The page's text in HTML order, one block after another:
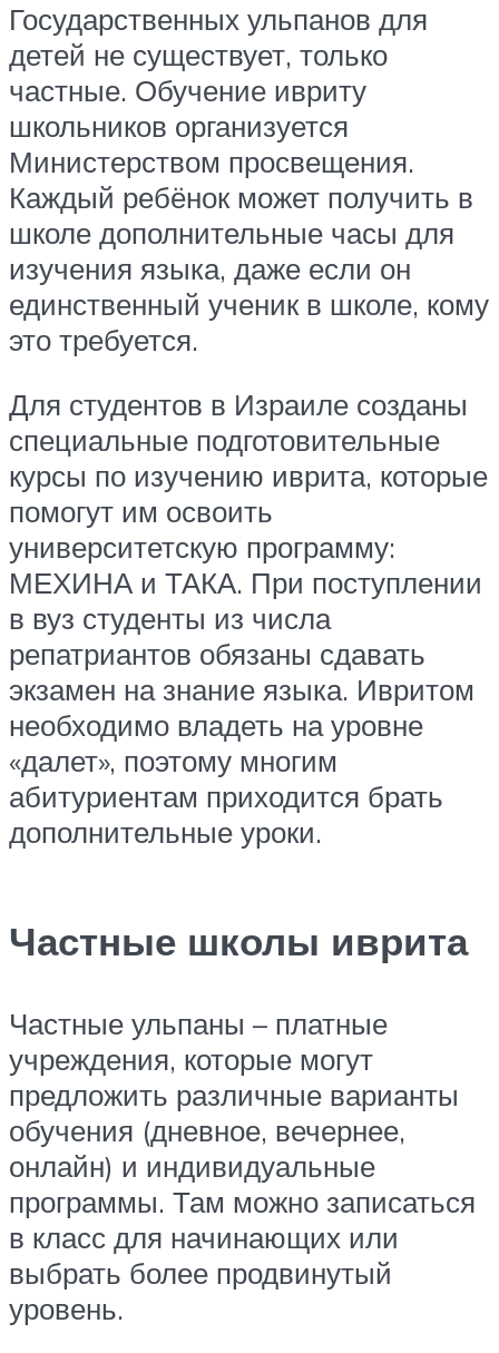
Государственных ульпанов для
детей не существует, только
частные. Обучение ивриту
школьников организуется
Министерством просвещения.
Каждый ребёнок может получить в
школе дополнительные часы для
изучения языка, даже если он
единственный ученик в школе, кому
это требуется.
Для студентов в Израиле созданы
специальные подготовительные
курсы по изучению иврита, которые
помогут им освоить
университетскую программу:
МЕХИНА и ТАКА. При поступлении
в вуз студенты из числа
репатриантов обязаны сдавать
экзамен на знание языка. Ивритом
необходимо владеть на уровне
«далет», поэтому многим
абитуриентам приходится брать
дополнительные уроки.
Частные школы иврита
Частные ульпаны – платные
учреждения, которые могут
предложить различные варианты
обучения (дневное, вечернее,
онлайн) и индивидуальные
программы. Там можно записаться
в класс для начинающих или
выбрать более продвинутый
уровень.